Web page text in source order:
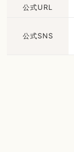
公式URL
公式SNS